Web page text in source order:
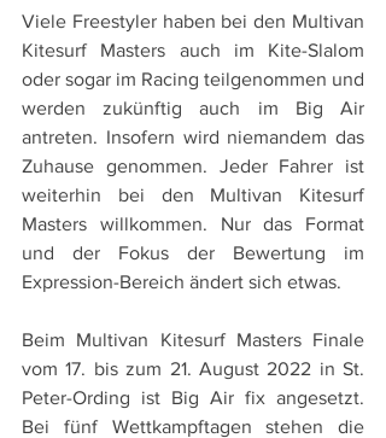
Viele Freestyler haben bei den Multivan
Kitesurf Masters auch im Kite-Slalom
oder sogar im Racing teilgenommen und
werden zukünftig auch im Big Air
antreten. Insofern wird niemandem das
Zuhause genommen. Jeder Fahrer ist
weiterhin bei den Multivan Kitesurf
Masters willkommen. Nur das Format
und der Fokus der Bewertung im
Expression-Bereich ändert sich etwas.
Beim Multivan Kitesurf Masters Finale
vom 17. bis zum 21. August 2022 in St.
Peter-Ording ist Big Air fix angesetzt.
Bei fünf Wettkampftagen stehen die